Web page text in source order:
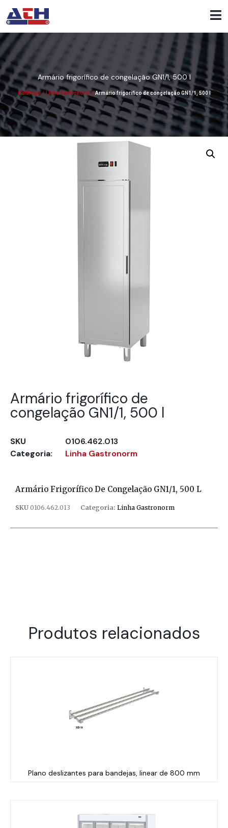
Armário frigorífico de congelação GN1/1, 500 l
Catálogo / Linha Gastronorm / Armário frigorífico de congelação GN1/1, 500 l
Armário frigorífico de
congelação GN1/1, 500 l
SKU
0106.462.013
Categoria:
Linha Gastronorm
Armário Frigorífico De Congelação GN1/1, 500 L
SKU 0106.462.013 Categoria: Linha Gastronorm
Produtos relacionados
Plano deslizantes para bandejas, linear de 800 mm